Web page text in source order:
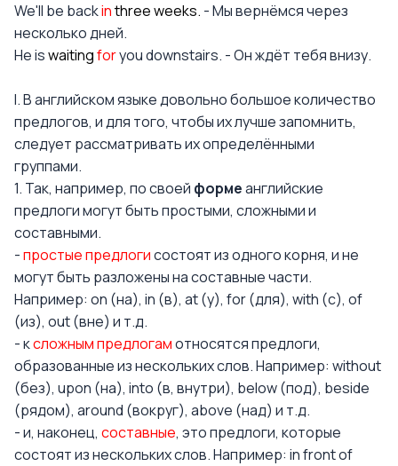
We'll be backinthree weeks. - Мы вернёмся через
несколько дней.
He iswaitingforyou downstairs. - Он ждёт тебя внизу.
I. В английском языке довольно большое количество
предлогов, и для того, чтобы их лучше запомнить,
следует рассматривать их определёнными
группами.
1. Так, например, по своей формеанглийские
предлоги могут быть простыми, сложными и
составными.
-простые предлогисостоят из одного корня, и не
могут быть разложены на составные части.
Например: on (на), in (в), at (у), for (для), with (с), of
(из), out (вне) и т.д.
- ксложным предлогамотносятся предлоги,
образованные из нескольких слов. Например: without
(без), upon (на), into (в, внутри), below (под), beside
(рядом), around (вокруг), above (над) и т.д.
- и, наконец, составные, это предлоги, которые
состоят из нескольких слов. Например: in front of